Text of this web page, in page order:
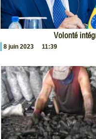
Volonté
8 juin 2023 11:39